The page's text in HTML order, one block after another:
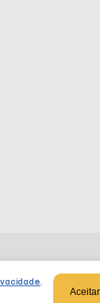
.
Aceitar